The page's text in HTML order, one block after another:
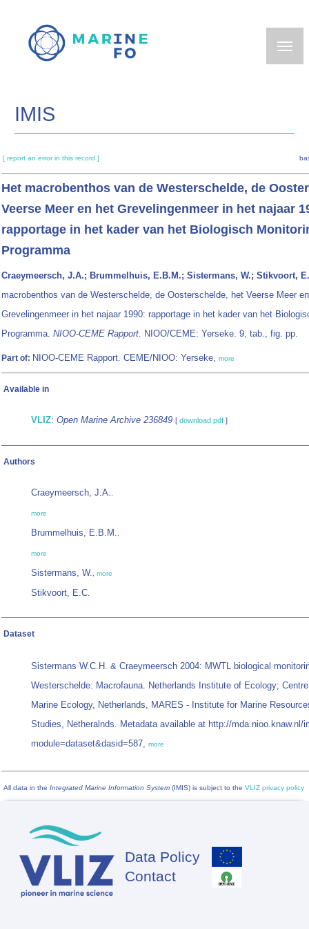
main
IMIS
[ report an error in this record ]
Het macrobenthos van de Westerschelde, de
Veerse Meer en het Grevelingenmeer in het najaar
rapportage in het kader van het Biologisch
Programma
Craeymeersch, J.A.; Brummelhuis, E.B.M.; Sistermans, W.; Stikvoort,
macrobenthos van de Westerschelde, de Oosterschelde, het Veerse Meer
Grevelingenmeer in het najaar 1990: rapportage in het kader van het
Programma. NIOO-CEME Rapport. NIOO/CEME: Yerseke. 9, tab., fig. pp.
Part of: NIOO-CEME Rapport. CEME/NIOO: Yerseke, more
Available in
VLIZ: Open Marine Archive 236849 [ download pdf ]
Authors
Craeymeersch, J.A.,
more
Brummelhuis, E.B.M.,
more
Sistermans, W., more
Stikvoort, E.C.
Dataset
Sistermans W.C.H. & Craeymeersch 2004: MWTL biological
Westerschelde: Macrofauna. Netherlands Institute of Ecology;
Marine Ecology, Netherlands, MARES - Institute for Marine
Studies, Netheralnds. Metadata available at http://mda.nioo.knaw.nl/
module=dataset&dasid=587, more
All data in the Integrated Marine Information System (IMIS) is subject to the VLIZ privacy policy
Footer
Data Policy
Contact